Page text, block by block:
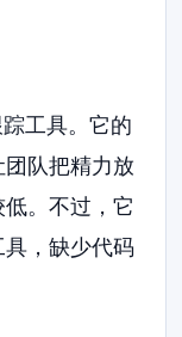
工具。它的
队把精力放
。不过，它
，缺少代码